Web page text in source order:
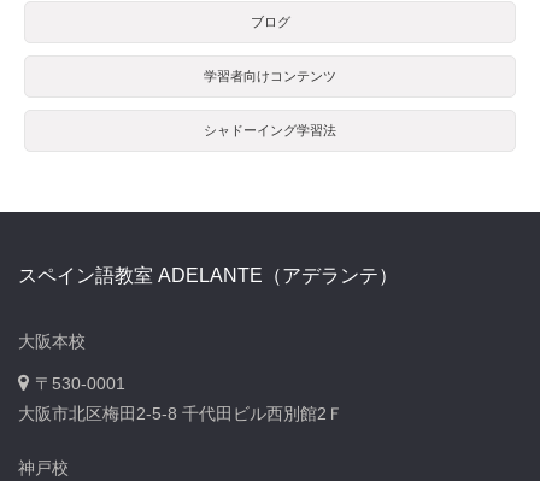
ブログ
学習者向けコンテンツ
シャドーイング学習法
スペイン語教室 ADELANTE（アデランテ）
大阪本校
〒530-0001
大阪市北区梅田2-5-8 千代田ビル西別館2Ｆ
神戸校